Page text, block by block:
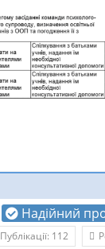
Надійний
Публікації: 112